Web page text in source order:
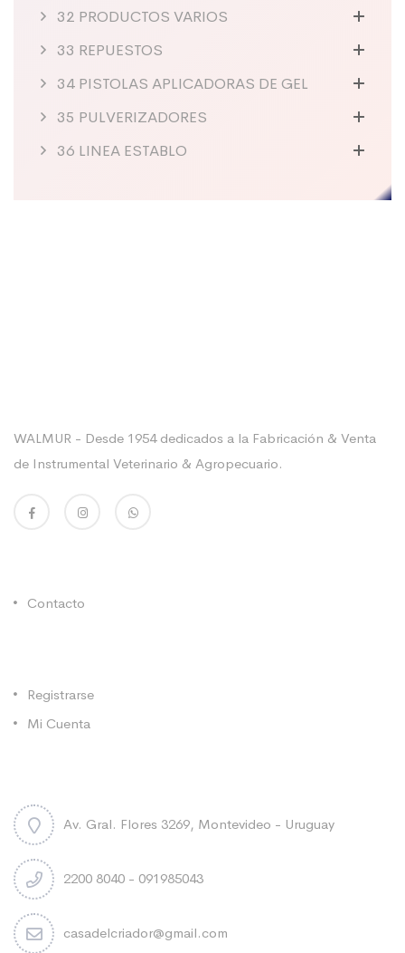
32 PRODUCTOS VARIOS
33 REPUESTOS
34 PISTOLAS APLICADORAS DE GEL
35 PULVERIZADORES
36 LINEA ESTABLO
WALMUR - Desde 1954 dedicados a la Fabricación & Venta
de Instrumental Veterinario & Agropecuario.
Contacto
Registrarse
Mi Cuenta
Av. Gral. Flores 3269, Montevideo - Uruguay
2200 8040 - 091985043
casadelcriador@gmail.com